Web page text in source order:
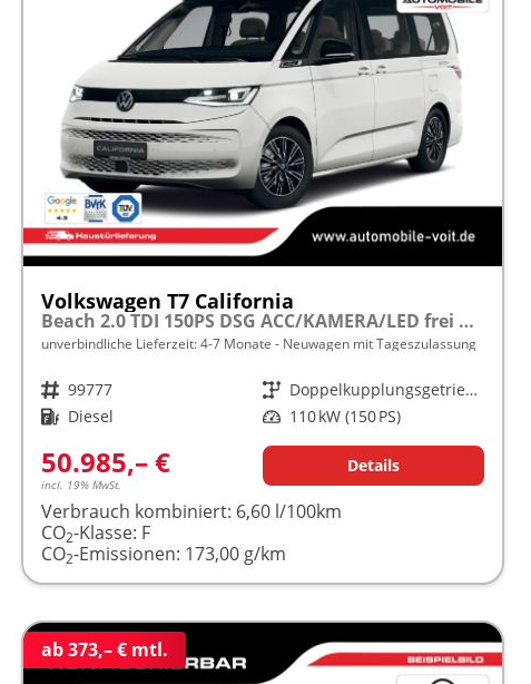
Volkswagen T7 California
Beach 2.0 TDI 150PS DSG ACC/KAMERA/LED frei konfigurierbar!
unverbindliche Lieferzeit: 4-7 Monate Neuwagen mit Tageszulassung
Fahrzeugnr. 99777 Getriebe
Doppelkupplungsgetriebe (DSG)
Kraftstoff Diesel Leistung 110 kW (150 PS)
50.985,– €
incl. 19% MwSt.
Details
Verbrauch kombiniert: 6,60 l/100km
CO2-Klasse: F
CO2-Emissionen: 173,00 g/km
ab 373,– € mtl.